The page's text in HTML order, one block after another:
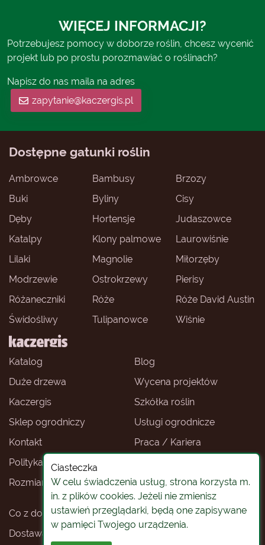
Ciasteczka
W celu świadczenia usług, strona korzysta m.
in. z plików cookies. Jeżeli nie zmienisz
ustawień przeglądarki, będą one zapisywane
w pamięci Twojego urządzenia.
WIĘCEJ INFORMACJI?
Potrzebujesz pomocy w doborze roślin, chcesz wycenić
projekt lub po prostu porozmawiać o roślinach?
Napisz do nas maila na adres
zapytanie@kaczergis.pl
Katalog
Blog
Duże drzewa
Wycena projektów
Kaczergis
Szkółka roślin
Sklep ogrodniczy
Usługi ogrodnicze
Kontakt
Praca / Kariera
Polityka prywatności
Rozmiary roślin
Sklep ogrodniczy -
Wrocław
Co z doniczkami
Rośliny na pniu
Dostawa roślin
Koszty i warunki dostawy
Dostępne gatunki roślin
Ambrowce Bambusy
Brzozy
Buki
Byliny
Cisy
Dęby
Hortensje
Judaszowce
Katalpy
Klony palmowe
Laurowiśnie
Lilaki
Magnolie
Miłorzęby
Modrzewie
Ostrokrzewy
Pierisy
Różaneczniki
Róże
Róże David Austin
Świdośliwy
Tulipanowce Wiśnie